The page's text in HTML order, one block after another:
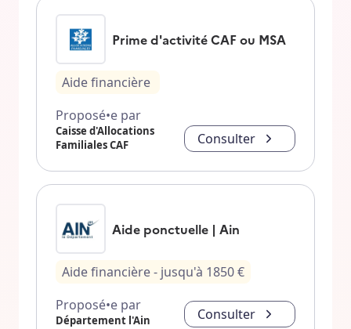
Prime d'activité CAF ou MSA
Aide financière
Proposé•e par
Caisse d'Allocations
Familiales CAF
Consulter
Aide ponctuelle | Ain
Aide financière- jusqu'à 1850€
Proposé•e par
Département l'Ain Consulter